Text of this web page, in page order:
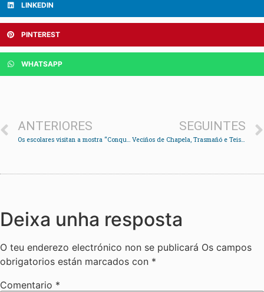
LINKEDIN
PINTEREST
WHATSAPP
ANTERIORES
Os escolares visitan a mostra “Conquistadoras”
SEGUINTES
Veciños de Chapela, Trasmañó e Teis chaman á mobilización “contra a burla da AP-9”
Deixa unha resposta
O teu enderezo electrónico non se publicará Os campos
obrigatorios están marcados con *
Comentario *